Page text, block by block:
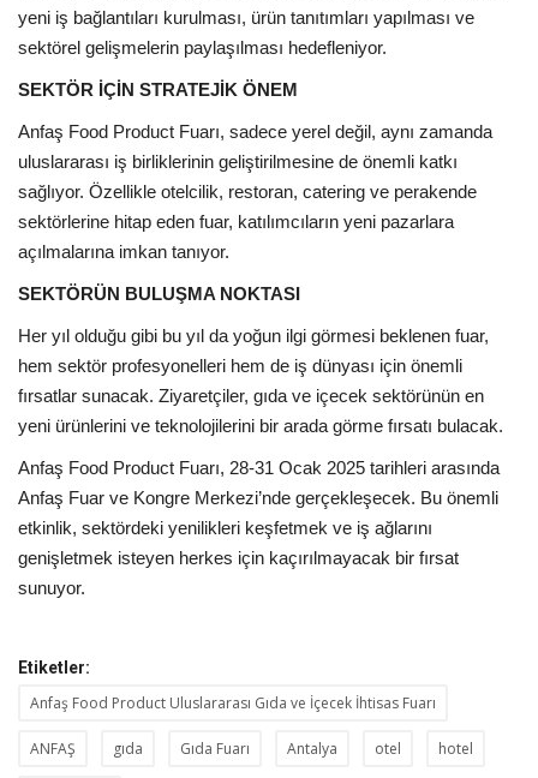
yeni iş bağlantıları kurulması, ürün tanıtımları yapılması ve
sektörel gelişmelerin paylaşılması hedefleniyor.
SEKTÖR İÇİN STRATEJİK ÖNEM
Anfaş Food Product Fuarı, sadece yerel değil, aynı zamanda
uluslararası iş birliklerinin geliştirilmesine de önemli katkı
sağlıyor. Özellikle otelcilik, restoran, catering ve perakende
sektörlerine hitap eden fuar, katılımcıların yeni pazarlara
açılmalarına imkan tanıyor.
SEKTÖRÜN BULUŞMA NOKTASI
Her yıl olduğu gibi bu yıl da yoğun ilgi görmesi beklenen fuar,
hem sektör profesyonelleri hem de iş dünyası için önemli
fırsatlar sunacak. Ziyaretçiler, gıda ve içecek sektörünün en
yeni ürünlerini ve teknolojilerini bir arada görme fırsatı bulacak.
Anfaş Food Product Fuarı, 28-31 Ocak 2025 tarihleri arasında
Anfaş Fuar ve Kongre Merkezi’nde gerçekleşecek. Bu önemli
etkinlik, sektördeki yenilikleri keşfetmek ve iş ağlarını
genişletmek isteyen herkes için kaçırılmayacak bir fırsat
sunuyor.
Etiketler:
Anfaş Food Product Uluslararası Gıda ve İçecek İhtisas Fuarı
ANFAŞ gıda Gıda Fuarı Antalya otel hotel